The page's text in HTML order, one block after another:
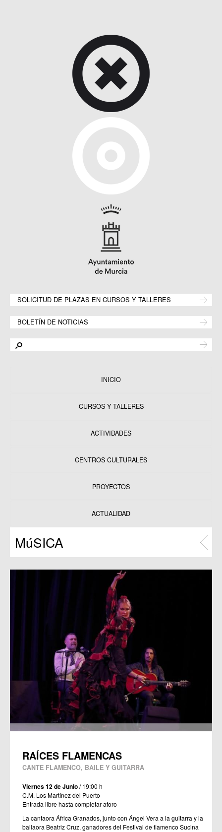
SOLICITUD DE PLAZAS EN CURSOS Y TALLERES
BOLETÍN DE NOTICIAS
INICIO
CURSOS Y TALLERES
ACTIVIDADES
CENTROS CULTURALES
PROYECTOS
Programas
ACTUALIDAD
MúSICA
RAÍCES FLAMENCAS
CANTE FLAMENCO, BAILE Y GUITARRA
Viernes 12 de Junio/ 19:00 h
C.M. Los Martínez del Puerto
Entrada libre hasta completar aforo
La cantaora África Granados, junto con Ángel Vera a la guitarra y la
bailaora Beatriz Cruz, ganadores del Festival de flamenco Sucina